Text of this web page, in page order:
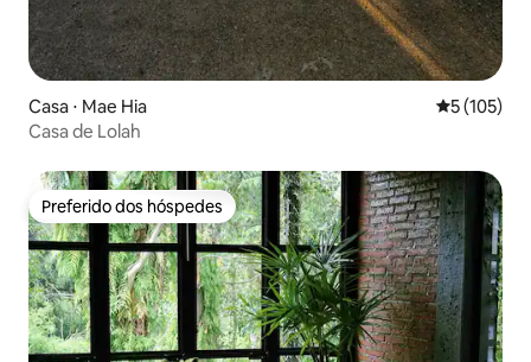
Casa ⋅ Mae Hia 5 de uma
5 (105)
Casa de Lolah
Preferido dos hóspedes
Preferido dos hóspedes